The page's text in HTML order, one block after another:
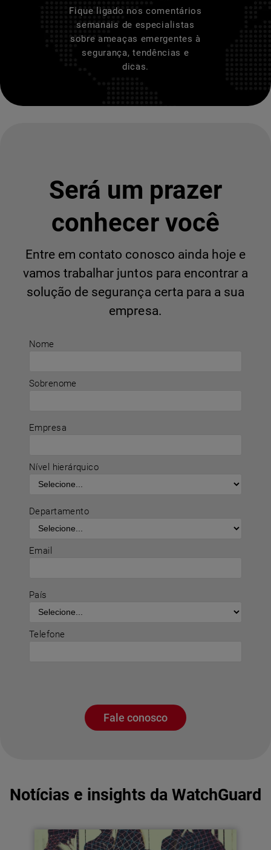
Fique ligado nos comentários
semanais de especialistas
sobre ameaças emergentes à
segurança, tendências e
dicas.
Nome
Sobrenome
Empresa
Nível hierárquico
Departamento
Email
País
Telefone
Fale conosco
Será um prazer
conhecer você
Entre em contato conosco ainda hoje e
vamos trabalhar juntos para encontrar a
solução de segurança certa para a sua
empresa.
Notícias e insights da WatchGuard